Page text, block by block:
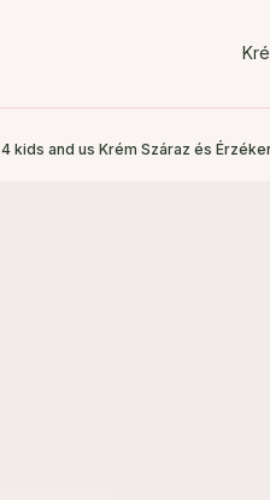
4 kids and us Krém Száraz és